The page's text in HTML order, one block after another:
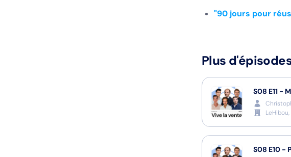
"90 jours pour
Plus
S08 E11 -
S08 E10 -